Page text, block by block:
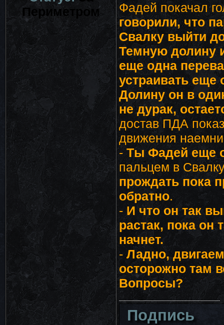
Периметром
Фадей покачал
говорили, что
Свалку выйти
Темную долину
еще одна
устраивать
Долину он в
не дурак,
достав ПДА
движения
-Ты Фадей еще
пальцем в
прождать пока
обратно.
-И что он так
растак, пока он
начнет.
-Ладно,
осторожно там
Вопросы?
Подпись